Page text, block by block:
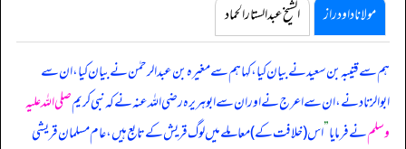
مولانا داود راز الشیخ عبدالستار الحماد
ہم سے قتیبہ بن سعید نے بیان کیا، کہا ہم سے مغیرہ بن عبدالرحمٰن نے بیان کیا، ان سے
ابوالزناد نے، ان سے اعرج نے اور ان سے ابوہریرہ رضی اللہ عنہ نے کہنبی کریمصلی اللہ علیہ
وسلمنے فرمایا”اس (خلافت کے) معاملے میں لوگ قریش کے تابع ہیں، عام مسلمان قریشی